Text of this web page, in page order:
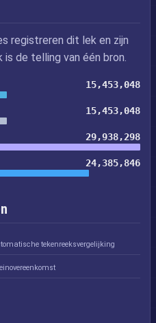
registreren dit lek en zijn
de telling van één bron.
15,453,048
15,453,048
29,938,298
24,385,846
tekenreeksvergelijking